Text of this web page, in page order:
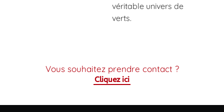
véritable univers de
verts.
Vous souhaitez prendre contact ?
Cliquez ici